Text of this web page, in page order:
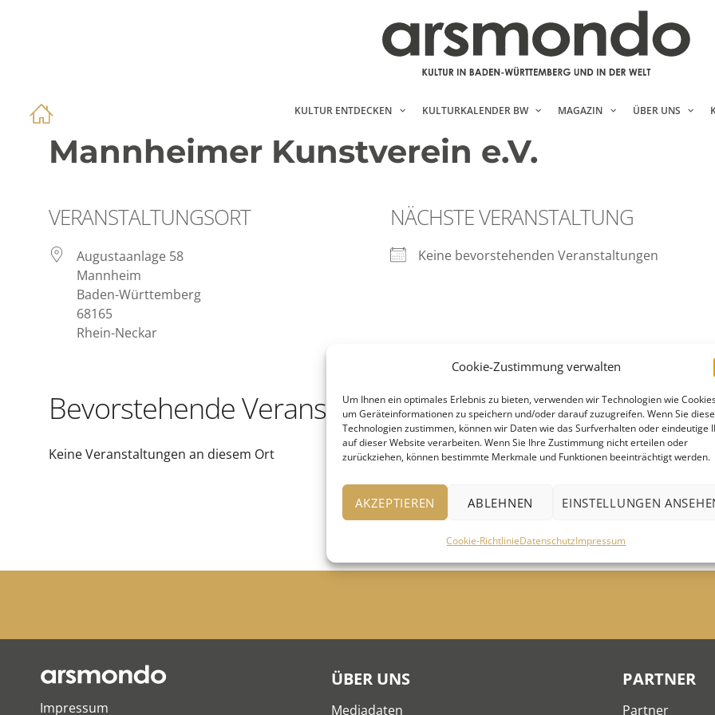
Cookie-Zustimmung verwalten
Um Ihnen ein optimales Erlebnis zu bieten, verwenden wir Technologien wie
um Geräteinformationen zu speichern und/oder darauf zuzugreifen. Wenn Sie
Technologien zustimmen, können wir Daten wie das Surfverhalten oder eindeutige
auf dieser Website verarbeiten. Wenn Sie Ihre Zustimmung nicht erteilen oder
zurückziehen, können bestimmte Merkmale und Funktionen beeinträchtigt werden.
AKZEPTIEREN ABLEHNEN EINSTELLUNGEN
Cookie-RichtlinieDatenschutzImpressum
KULTUR ENTDECKEN KULTURKALENDER BW MAGAZIN ÜBER UNS
Mannheimer Kunstverein e.V.
VERANSTALTUNGSORT
Augustaanlage 58
Mannheim
Baden-Württemberg
68165
Rhein-Neckar
NÄCHSTE VERANSTALTUNG
Keine bevorstehenden Veranstaltungen
Bevorstehende Veranstaltungen
Keine Veranstaltungen an diesem Ort
Impressum
ÜBER UNS
Mediadaten
PARTNER
Partner